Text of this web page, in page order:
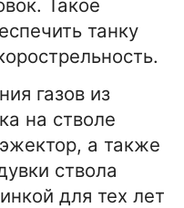
Такое
танку
газов из
на стволе
а также
ствола
для тех лет